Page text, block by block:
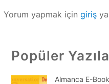
Yorum yapmak için giriş
Popüler
Almanca E-